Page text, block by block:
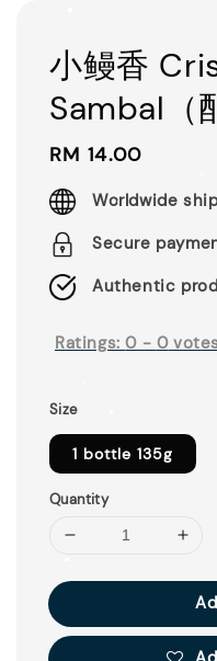
小鳗香
Sambal（
Regular
price
RM 14.00
Worldwide
Secure
Authentic
Ratings:0 - 0
Size
1 bottle 135g
Quantity